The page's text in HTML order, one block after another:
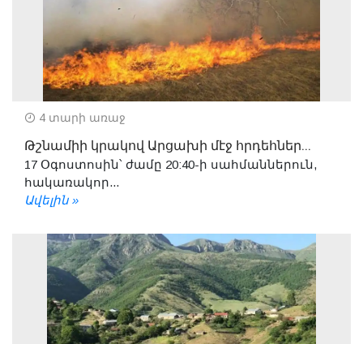
4 տարի առաջ
Թշնամիի կրակով Արցախի մէջ հրդեհներ...
17 Օգոստոսին՝ ժամը 20:40-ի սահմաններուն,
հակառակոր...
Ավելին »